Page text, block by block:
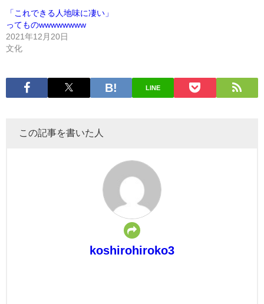
「これできる人地味に凄い」
ってものwwwwwwww
2021年12月20日
文化
LINE
この記事を書いた人
koshirohiroko3